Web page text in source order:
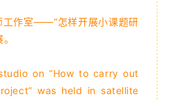
工作室——“怎样开展小课题研
on “How to carry out
was held in satellite